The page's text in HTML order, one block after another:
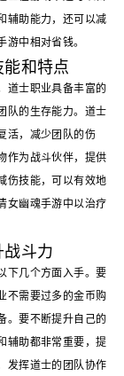
辅助能力，还可以减
中相对省钱。
和特点
道士职业具备丰富的
队的生存能力。道士
活，减少团队的伤
作为战斗伙伴，提供
伤技能，可以有效地
女幽魂手游中以治疗
斗力
下几个方面入手。要
不需要过多的金币购
。要不断提升自己的
辅助都非常重要，提
发挥道士的团队协作